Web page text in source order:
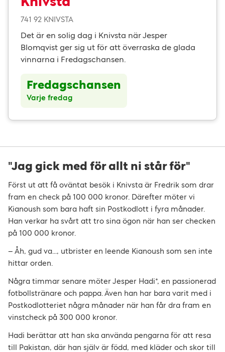
741 92 KNIVSTA
Det är en solig dag i Knivsta när Jesper
Blomqvist ger sig ut för att överraska de glada
vinnarna i Fredagschansen.
Fredagschansen
Varje fredag
"Jag gick med för allt ni står för"
Först ut att få oväntat besök i Knivsta är Fredrik som drar
fram en check på 100 000 kronor. Därefter möter vi
Kianoush som bara haft sin Postkodlott i fyra månader.
Han verkar ha svårt att tro sina ögon när han ser checken
på 100 000 kronor.
– Åh, gud va..., utbrister en leende Kianoush som sen inte
hittar orden.
Några timmar senare möter Jesper Hadi*, en passionerad
fotbollstränare och pappa. Även han har bara varit med i
Postkodlotteriet några månader när han får dra fram en
vinstcheck på 300 000 kronor.
Hadi berättar att han ska använda pengarna för att resa
till Pakistan, där han själv är född, med kläder och skor till